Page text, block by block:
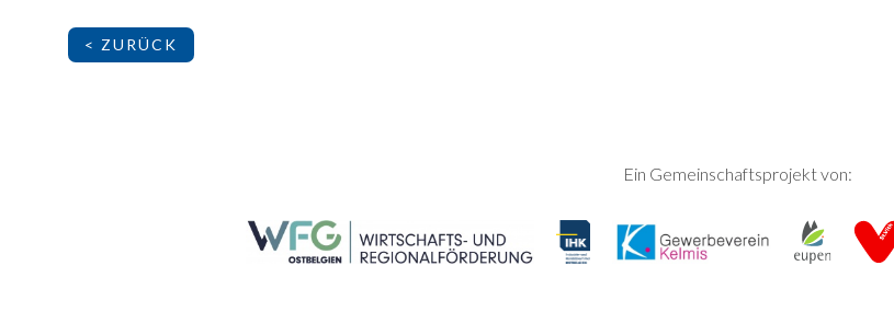
< ZURÜCK
Ein Gemeinschaftsprojekt von: